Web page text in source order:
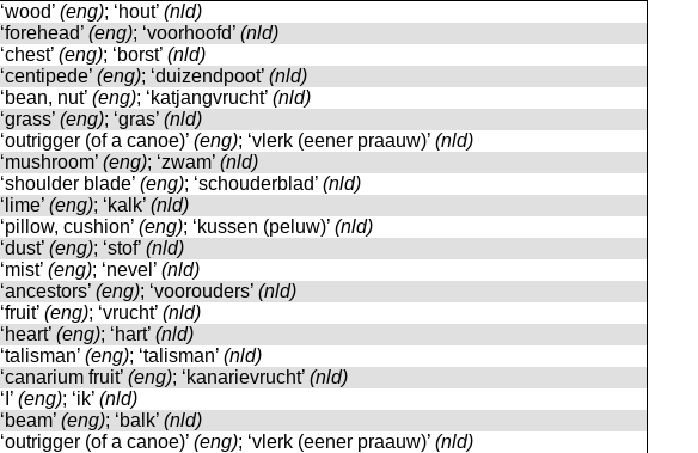
‘wood’ (eng); ‘hout’ (nld)
‘forehead’ (eng); ‘voorhoofd’ (nld)
‘chest’ (eng); ‘borst’ (nld)
‘centipede’ (eng); ‘duizendpoot’ (nld)
‘bean, nut’ (eng); ‘katjangvrucht’ (nld)
‘grass’ (eng); ‘gras’ (nld)
‘outrigger (of a canoe)’ (eng); ‘vlerk (eener praauw)’ (nld)
‘mushroom’ (eng); ‘zwam’ (nld)
‘shoulder blade’ (eng); ‘schouderblad’ (nld)
‘lime’ (eng); ‘kalk’ (nld)
‘pillow, cushion’ (eng); ‘kussen (peluw)’ (nld)
‘dust’ (eng); ‘stof’ (nld)
‘mist’ (eng); ‘nevel’ (nld)
‘ancestors’ (eng); ‘voorouders’ (nld)
‘fruit’ (eng); ‘vrucht’ (nld)
‘heart’ (eng); ‘hart’ (nld)
‘talisman’ (eng); ‘talisman’ (nld)
‘canarium fruit’ (eng); ‘kanarievrucht’ (nld)
‘I’ (eng); ‘ik’ (nld)
‘beam’ (eng); ‘balk’ (nld)
‘outrigger (of a canoe)’ (eng); ‘vlerk (eener praauw)’ (nld)